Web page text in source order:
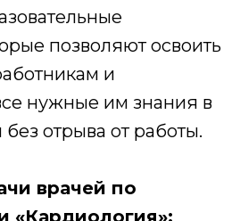
позволяют освоить
и
нужные им знания в
отрыва от работы.
врачей по
«Кардиология»: